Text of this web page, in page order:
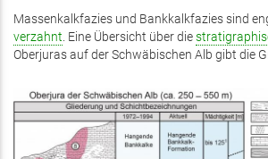
Massenkalkfazies und Bankkalkfazies sind
verzahnt. Eine Übersicht über die
Oberjuras auf der Schwäbischen Alb gibt die